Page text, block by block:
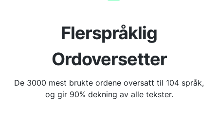
Flerspråklig
Ordoversetter
De 3000 mest brukte ordene oversatt til 104 språk,
og gir 90% dekning av alle tekster.